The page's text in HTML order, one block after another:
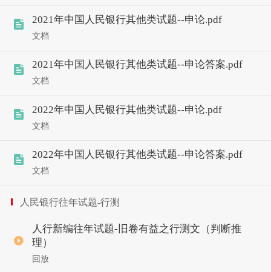
2021年中国人民银行其他类试题--申论.pdf
文档
2021年中国人民银行其他类试题--申论答案.pdf
文档
2022年中国人民银行其他类试题--申论.pdf
文档
2022年中国人民银行其他类试题--申论答案.pdf
文档
人民银行往年试题-行测
人行新编往年试题-旧卷有益之行测文（判断推
理）
回放